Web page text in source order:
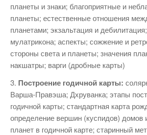
планеты и знаки; благоприятные и
пла­неты; естественные отношения
планетами; экзальтация и дебилитация;
мулатрикона; аспекты; сожжение и
стороны света и планеты; значения
накшатры; варги (дробные карты)
3. Построение годичной карты:
Варша-Правэша; Дхру­ванка; этапы
годичной карты; стан­дартная карта
определение вершин (куспидов) домов
планет в годичной карте; старинный